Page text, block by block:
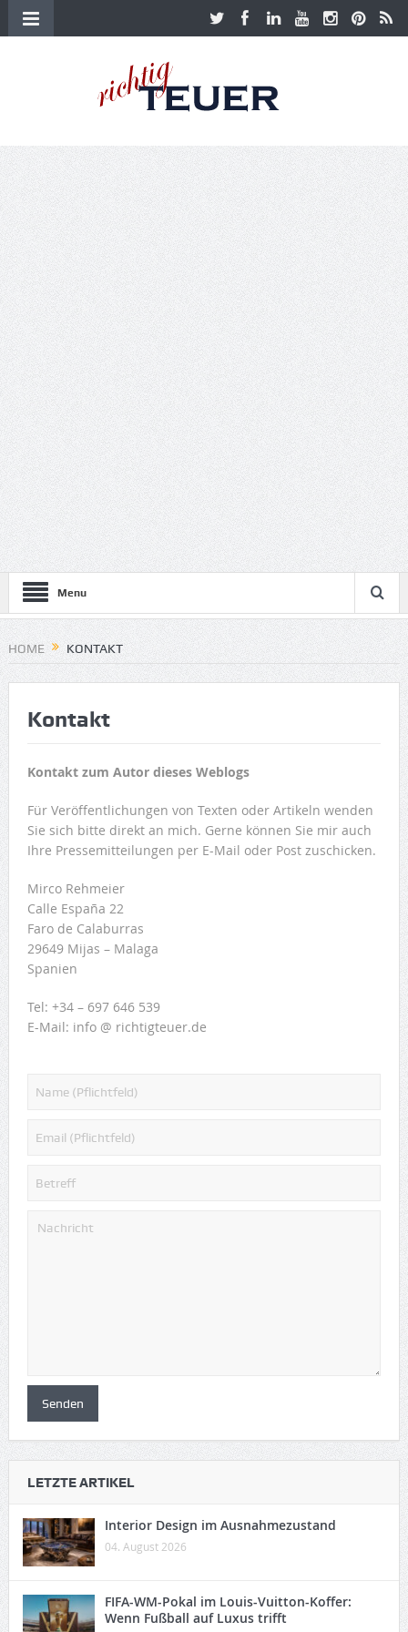
Menu
HOME KONTAKT
Kontakt
Kontakt zum Autor dieses Weblogs
Für Veröffentlichungen von Texten oder Artikeln wenden
Sie sich bitte direkt an mich. Gerne können Sie mir auch
Ihre Pressemitteilungen per E-Mail oder Post zuschicken.
Mirco Rehmeier
Calle España 22
Faro de Calaburras
29649 Mijas – Malaga
Spanien
Tel: +34 – 697 646 539
E-Mail: info @ richtigteuer.de
LETZTE ARTIKEL
Interior Design im Ausnahmezustand
04. August 2026
FIFA-WM-Pokal im Louis-Vuitton-Koffer:
Wenn Fußball auf Luxus trifft